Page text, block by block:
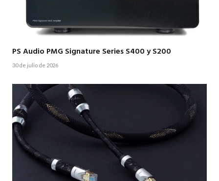
PS Audio PMG Signature Series S400 y S200
30 de julio de 2026